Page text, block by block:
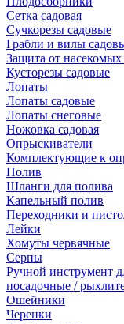
Сетка садовая
Сучкорезы садовые
Грабли и вилы
Защита от насекомых
Кусторезы садовые
Лопаты
Лопаты садовые
Лопаты снеговые
Ножовка садовая
Опрыскиватели
Комплектующие к
Полив
Шланги для полива
Капельный полив
Переходники и
Лейки
Хомуты червячные
Серпы
Ручной инструмент
посадочные /
Ошейники
Черенки